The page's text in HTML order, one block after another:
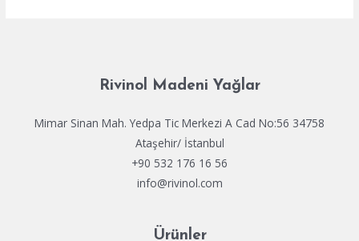
Rivinol Madeni Yağlar
Mimar Sinan Mah. Yedpa Tic Merkezi A Cad No:56 34758
Ataşehir/ İstanbul
+90 532 176 16 56
info@rivinol.com
Ürünler